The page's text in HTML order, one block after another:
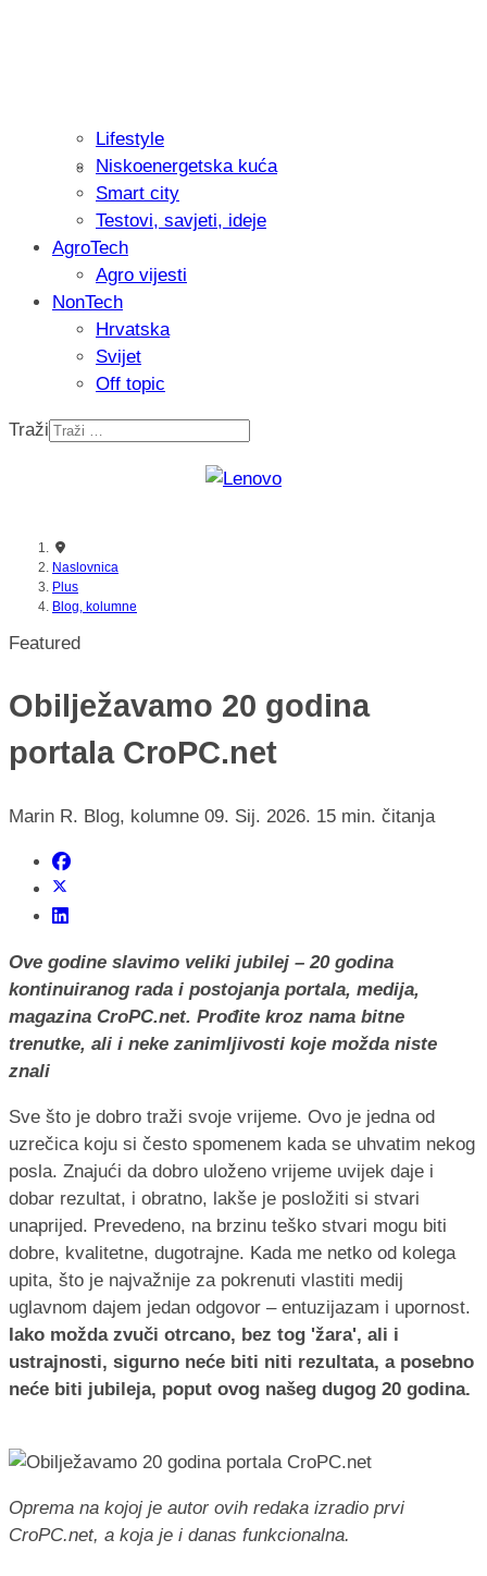
Isprobali smo: Thermostar
Recenzija: Einhell Professional CP-
Lifestyle
Niskoenergetska kuća
Smart city
Testovi, savjeti, ideje
AgroTech
Agro vijesti
NonTech
Hrvatska
Svijet
Off topic
Traži
Naslovnica
Plus
Blog, kolumne
Featured
Obilježavamo 20 godina
portala CroPC.net
Marin R. Blog, kolumne 09. Sij. 2026. 15 min. čitanja
Ove godine slavimo veliki jubilej – 20 godina
kontinuiranog rada i postojanja portala, medija,
magazina CroPC.net. Prođite kroz nama bitne
trenutke, ali i neke zanimljivosti koje možda niste
znali
Sve što je dobro traži svoje vrijeme. Ovo je jedna od
uzrečica koju si često spomenem kada se uhvatim nekog
posla. Znajući da dobro uloženo vrijeme uvijek daje i
dobar rezultat, i obratno, lakše je posložiti si stvari
unaprijed. Prevedeno, na brzinu teško stvari mogu biti
dobre, kvalitetne, dugotrajne. Kada me netko od kolega
upita, što je najvažnije za pokrenuti vlastiti medij
uglavnom dajem jedan odgovor – entuzijazam i upornost.
Iako možda zvuči otrcano, bez tog 'žara', ali i
ustrajnosti, sigurno neće biti niti rezultata, a posebno
neće biti jubileja, poput ovog našeg dugog 20 godina.
Oprema na kojoj je autor ovih redaka izradio prvi
CroPC.net, a koja je i danas funkcionalna.